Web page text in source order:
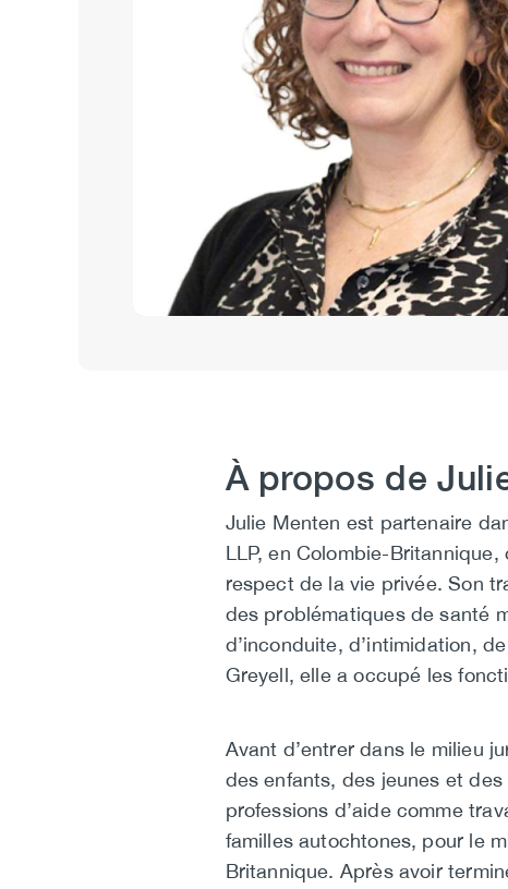
À propos de
Biography
Julie Menten est partenaire
LLP, en Colombie-
respect de la vie privée. Son
des problématiques de santé
d’inconduite, d’intimidation,
Greyell, elle a occupé les
Avant d’entrer dans le milieu
des enfants, des jeunes et
professions d’aide comme
familles autochtones, pour le
Britannique. Après avoir